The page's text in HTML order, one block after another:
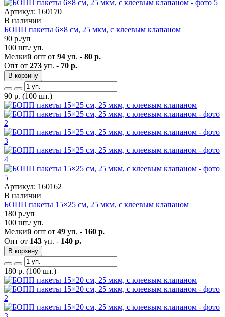
Артикул: 160170
В наличии
БОПП пакеты 6×8 см, 25 мкм, с клеевым клапаном
90 р./уп
100 шт./ уп.
Мелкий опт от 94 уп. - 80 р.
Опт от 273 уп. - 70 р.
В корзину
90 р. (100 шт.)
Артикул: 160162
В наличии
БОПП пакеты 15×25 см, 25 мкм, с клеевым клапаном
180 р./уп
100 шт./ уп.
Мелкий опт от 49 уп. - 160 р.
Опт от 143 уп. - 140 р.
В корзину
180 р. (100 шт.)